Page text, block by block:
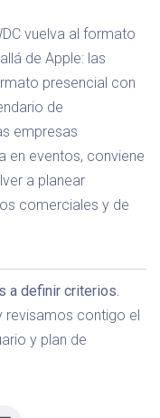
vuelva al formato
de Apple: las
presencial con
de
empresas
en eventos, conviene
a planear
comerciales y de
a definir criterios.
revisamos contigo el
y plan de